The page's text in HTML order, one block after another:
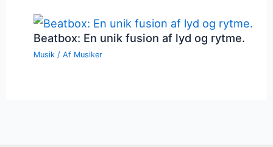
Beatbox: En unik fusion af lyd og rytme.
Musik / Af Musiker